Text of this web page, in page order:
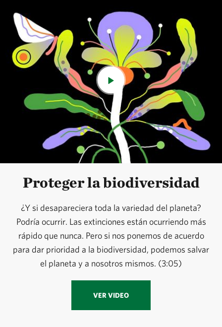
Proteger la biodiversidad
¿Y si desapareciera toda la variedad del planeta?
Podría ocurrir. Las extinciones están ocurriendo más
rápido que nunca. Pero si nos ponemos de acuerdo
para dar prioridad a la biodiversidad, podemos salvar
el planeta y a nosotros mismos. (3:05)
VER VIDEO